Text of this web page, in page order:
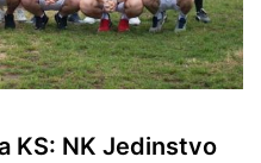
KS: NK Jedinstvo